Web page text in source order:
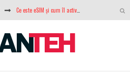
Ce este eSIM și cum îl activezi pe telefon? Ghid complet pentru Android și iPhone